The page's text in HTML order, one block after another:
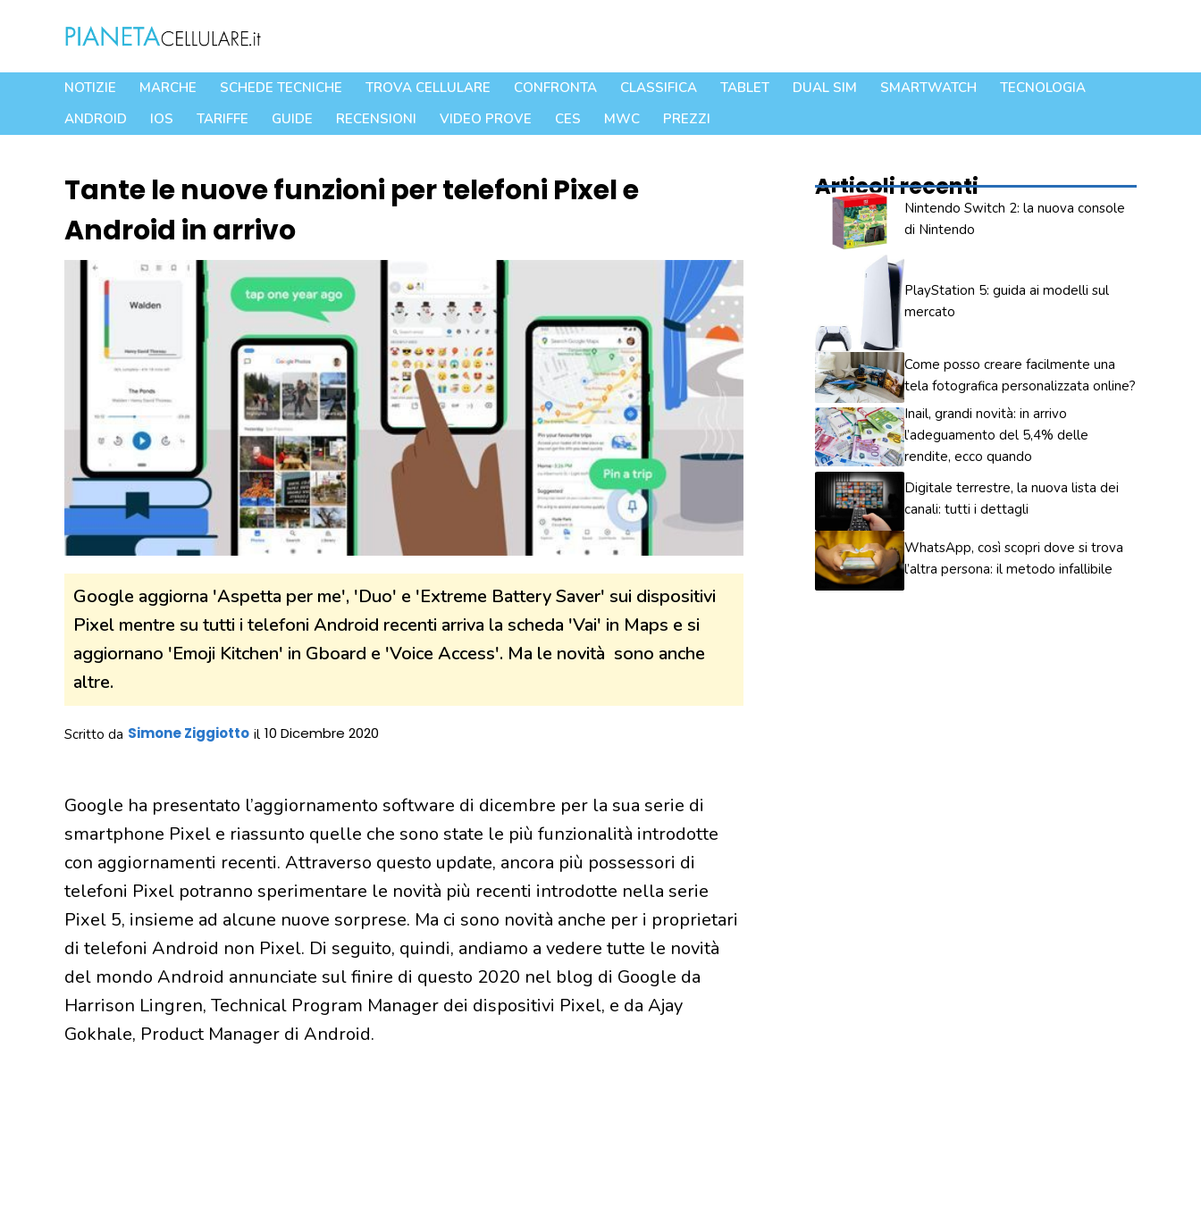
contenuto
NOTIZIE MARCHE SCHEDE TECNICHE TROVA CELLULARE CONFRONTA CLASSIFICA TABLET DUAL SIM SMARTWATCH
TECNOLOGIA
ANDROID
IOS TARIFFE GUIDE RECENSIONI VIDEO PROVE CES MWC PREZZI
Tante le nuove funzioni per telefoni Pixel e
Android in arrivo
Google aggiorna 'Aspetta per me', 'Duo' e 'Extreme Battery Saver' sui dispositivi
Pixel mentre su tutti i telefoni Android recenti arriva la scheda 'Vai' in Maps e si
aggiornano 'Emoji Kitchen' in Gboard e 'Voice Access'. Ma le novità sono anche
altre.
Scritto da Simone Ziggiotto il 10 Dicembre 2020
Google ha presentato l’aggiornamento software di dicembre per la sua serie di
smartphone Pixel e riassunto quelle che sono state le più funzionalità introdotte
con aggiornamenti recenti. Attraverso questo update, ancora più possessori di
telefoni Pixel potranno sperimentare le novità più recenti introdotte nella serie
Pixel 5, insieme ad alcune nuove sorprese. Ma ci sono novità anche per i proprietari
di telefoni Android non Pixel. Di seguito, quindi, andiamo a vedere tutte le novità
del mondo Android annunciate sul finire di questo 2020 nel blog di Google da
Harrison Lingren, Technical Program Manager dei dispositivi Pixel, e da Ajay
Gokhale, Product Manager di Android.
Articoli recenti
Nintendo Switch 2: la nuova console
di Nintendo
PlayStation 5: guida ai modelli sul
mercato
Come posso creare facilmente una
tela fotografica personalizzata online?
Inail, grandi novità: in arrivo
l’adeguamento del 5,4% delle
rendite, ecco quando
Digitale terrestre, la nuova lista dei
canali: tutti i dettagli
WhatsApp, così scopri dove si trova
l’altra persona: il metodo infallibile